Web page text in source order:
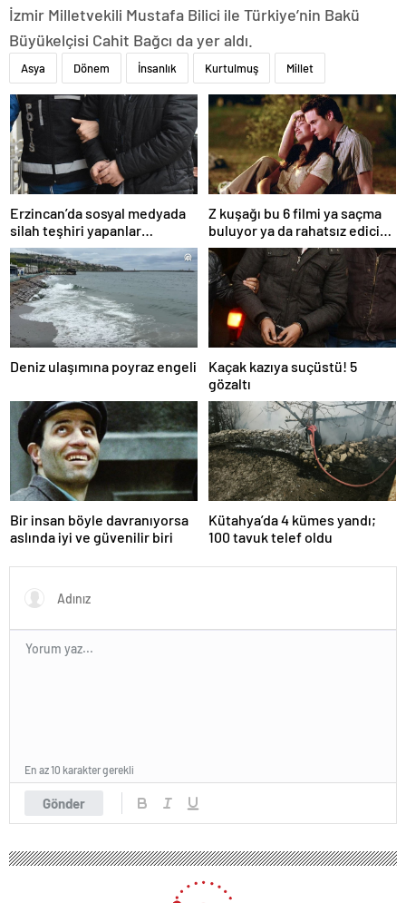
İzmir Milletvekili Mustafa Bilici ile Türkiye’nin Bakü
Büyükelçisi Cahit Bağcı da yer aldı.
Asya Dönem İnsanlık Kurtulmuş Millet
Erzincan’da sosyal medyada
silah teşhiri yapanlar
yakalandı
Z kuşağı bu 6 filmi ya saçma
buluyor ya da rahatsız edici
ve toksik!
Deniz ulaşımına poyraz engeli
Kaçak kazıya suçüstü! 5
gözaltı
Bir insan böyle davranıyorsa
aslında iyi ve güvenilir biri
Kütahya’da 4 kümes yandı;
100 tavuk telef oldu
Gönder
En az 10 karakter gerekli